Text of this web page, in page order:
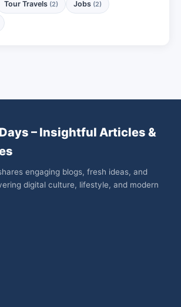
Tour Travels (2) Jobs (2)
– Insightful Articles &
engaging blogs, fresh ideas, and
digital culture, lifestyle, and modern